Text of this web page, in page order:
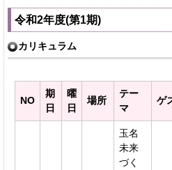
令和2年度(第1期)
カリキュラム
NO
期
日
曜
日
場所
テー
マ
ゲ
玉名
未来
づく